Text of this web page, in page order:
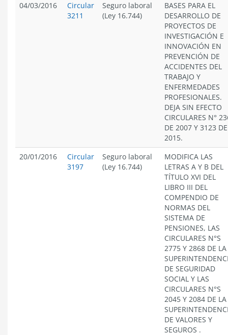
04/03/2016
Circular
3211
Seguro laboral
(Ley 16.744)
BASES PARA EL
DESARROLLO DE
PROYECTOS DE
INVESTIGACIÓN E
INNOVACIÓN EN
PREVENCIÓN DE
ACCIDENTES DEL
TRABAJO Y
ENFERMEDADES
PROFESIONALES.
DEJA SIN EFECTO
CIRCULARES N°
DE 2007 Y 3123 DE
2015.
20/01/2016
Circular
3197
Seguro laboral
(Ley 16.744)
MODIFICA LAS
LETRAS A Y B DEL
TÍTULO XVI DEL
LIBRO III DEL
COMPENDIO DE
NORMAS DEL
SISTEMA DE
PENSIONES, LAS
CIRCULARES N°S
2775 Y 2868 DE LA
DE SEGURIDAD
SOCIAL Y LAS
CIRCULARES N°S
2045 Y 2084 DE LA
DE VALORES Y
SEGUROS .